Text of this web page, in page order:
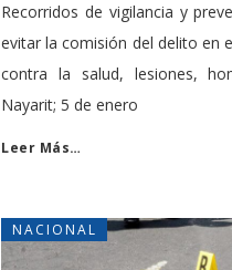
Recorridos de vigilancia y
evitar la comisión del delito en
contra la salud, lesiones,
Nayarit; 5 de enero
Leer Más…
NACIONAL